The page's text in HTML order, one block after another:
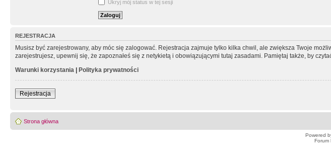
Ukryj mój status w tej sesji
REJESTRACJA
Musisz być zarejestrowany, aby móc się zalogować. Rejestracja zajmuje tylko kilka chwil, ale zwiększa Twoje
zarejestrujesz, upewnij się, że zapoznałeś się z netykietą i obowiązującymi tutaj zasadami. Pamiętaj także, by
Warunki korzystania | Polityka prywatności
Rejestracja
Strona główna
Powered
Forum